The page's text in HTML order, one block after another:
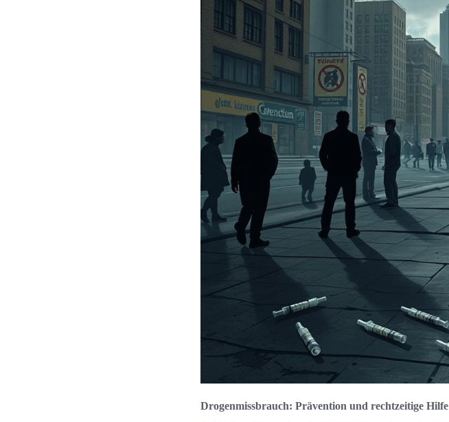
Drogenmissbrauch: Prävention und rechtzeitige Hilfe